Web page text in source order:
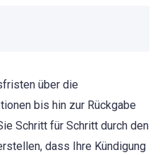
über die
bis hin zur Rückgabe
Schritt für Schritt durch den
dass Ihre Kündigung